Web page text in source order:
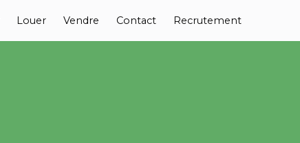
Louer Vendre Contact Recrutement